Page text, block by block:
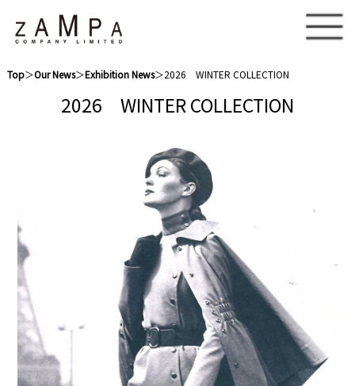
Top＞Our News＞Exhibition News＞2026 WINTER COLLECTION
2026 WINTER COLLECTION